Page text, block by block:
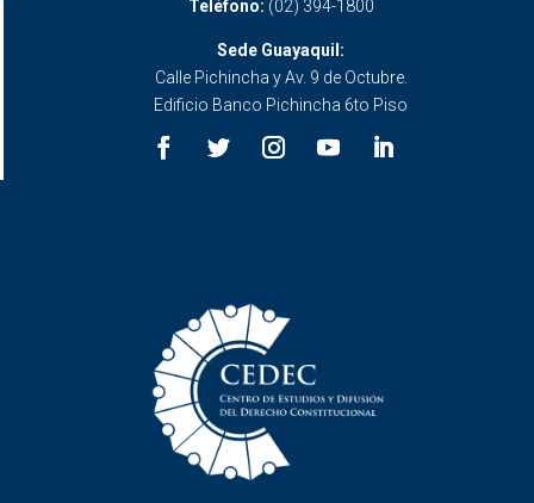
Teléfono: (02) 394-1800
Sede Guayaquil:
Calle Pichincha y Av. 9 de Octubre.
Edificio Banco Pichincha 6to Piso